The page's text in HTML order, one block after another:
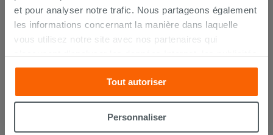
et pour analyser notre trafic. Nous partageons également
les informations concernant la manière dans laquelle
vous utilisez notre site avec nos partenaires qui
et les réseaux sociaux. Lesdits partenaires pourraient
combiner ces informations avec d’autres que vous leur
avez fournies ou qu’ils ont recueillies à partir de votre
utilisation sur leurs services. Si vous souhaitez en savoir
Tout autoriser
Personnaliser
Sol stratifié Woodwork Eiche chêne rosé Ac3